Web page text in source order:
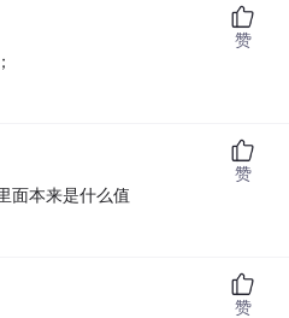
赞
面本来是什么值
赞
赞